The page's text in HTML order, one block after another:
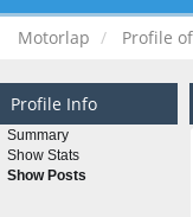
Motorlap Profile
Profile Info
Summary
Show Stats
Show Posts